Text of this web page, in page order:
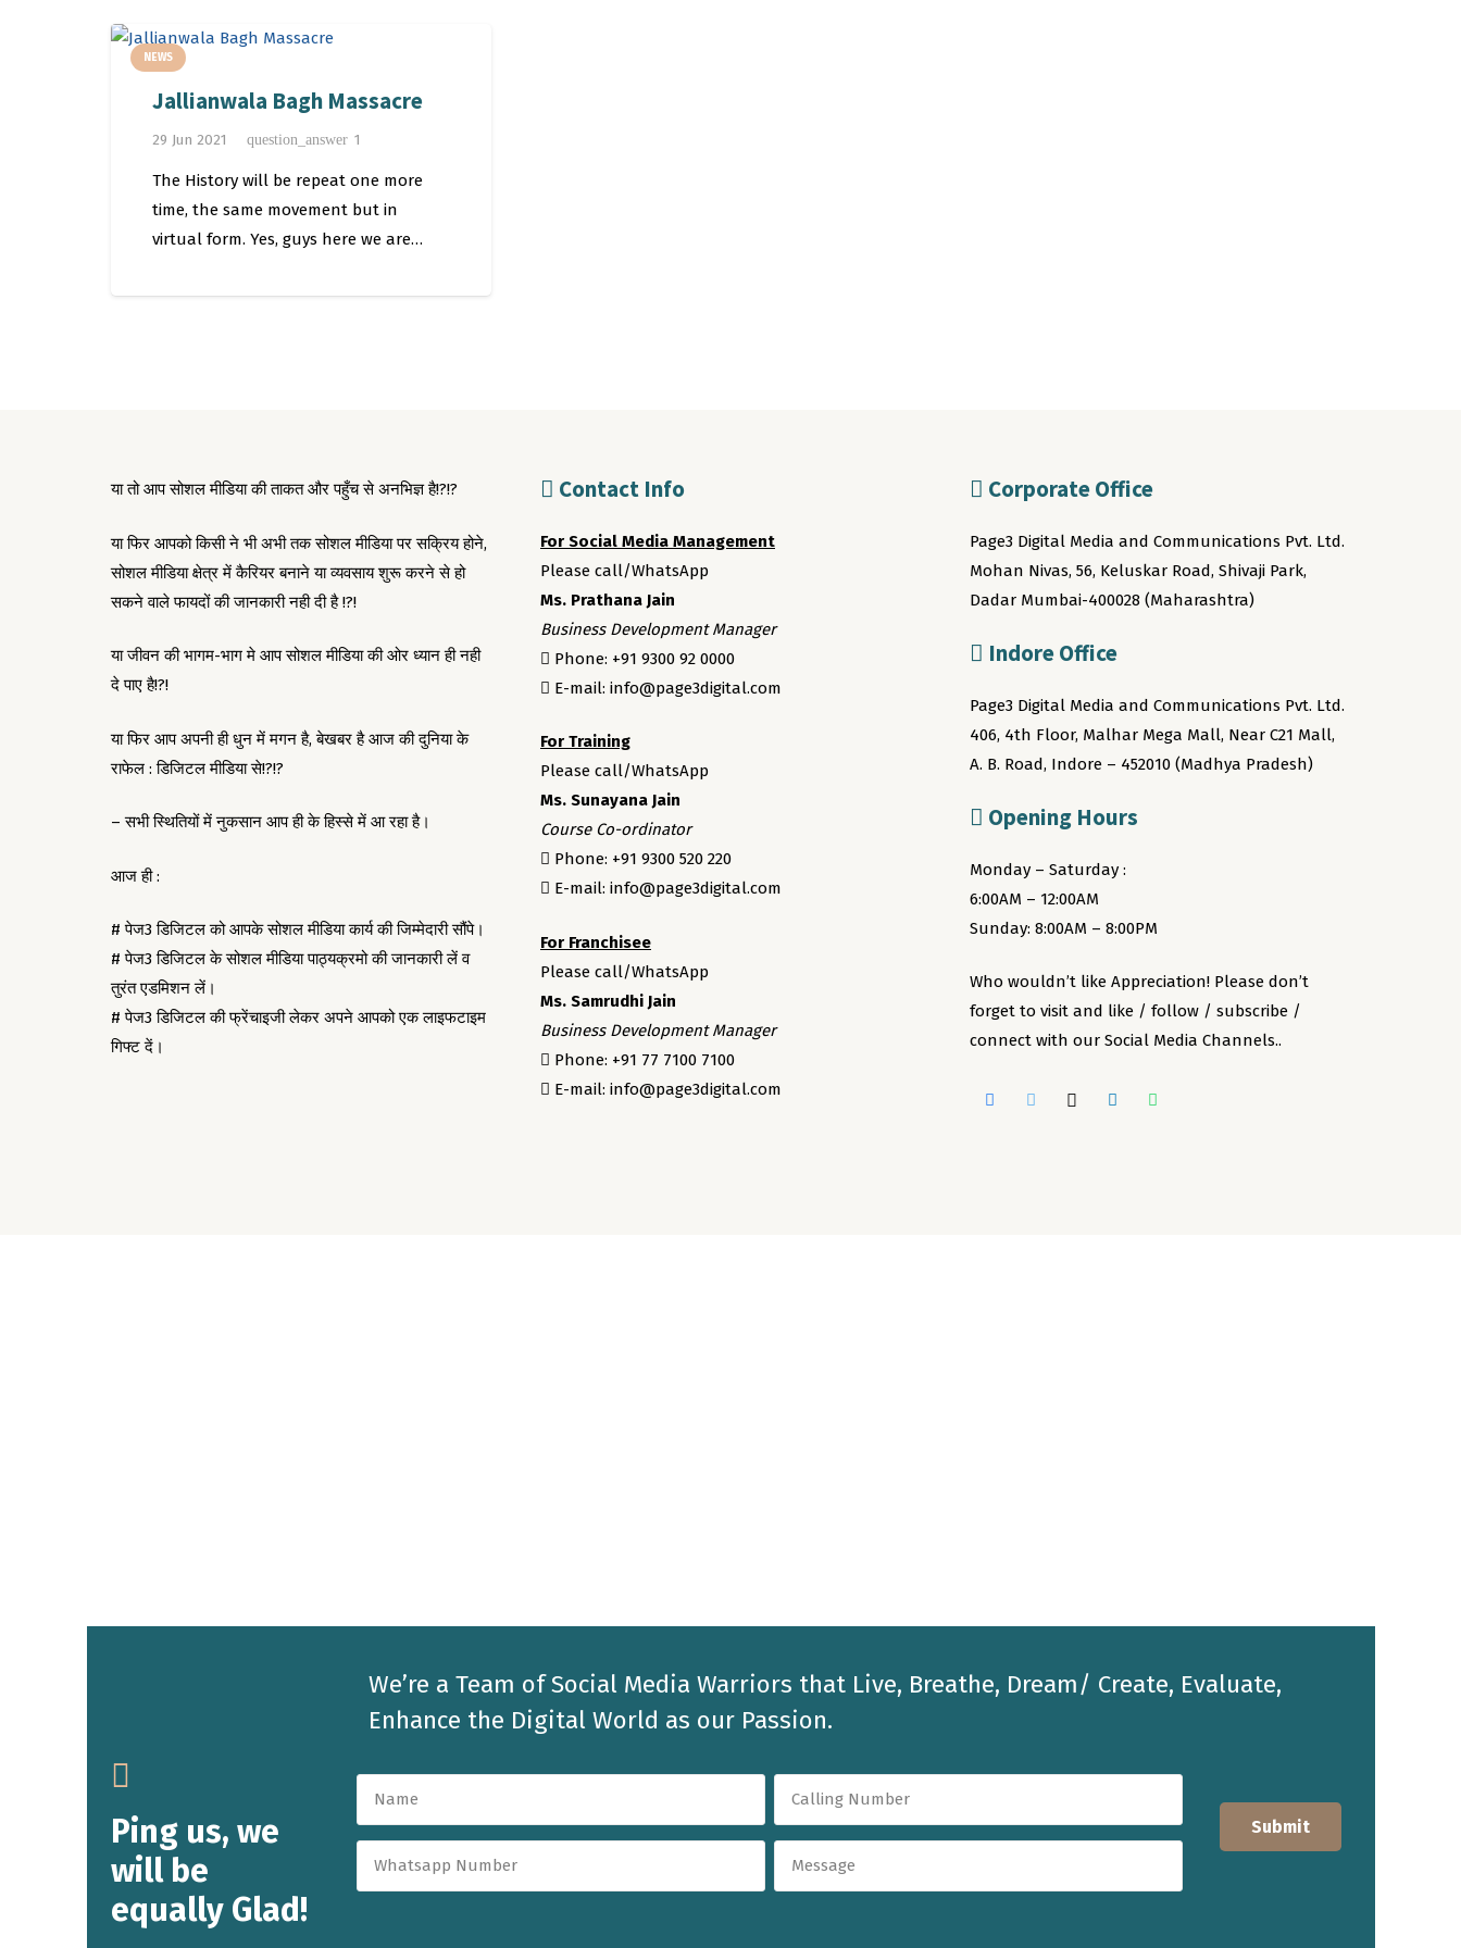
NEWS
Jallianwala Bagh Massacre
29 Jun 2021 question_answer 1
The History will be repeat one more
time, the same movement but in
virtual form. Yes, guys here we are…
या तो आप सोशल मीडिया की ताकत और पहुँच से अनभिज्ञ है!?!?
या फिर आपको किसी ने भी अभी तक सोशल मीडिया पर सक्रिय होने,
सोशल मीडिया क्षेत्र में कैरियर बनाने या व्यवसाय शुरू करने से हो
सकने वाले फायदों की जानकारी नही दी है !?!
या जीवन की भागम-भाग मे आप सोशल मीडिया की ओर ध्यान ही नही
दे पाए है!?!
या फिर आप अपनी ही धुन में मगन है, बेखबर है आज की दुनिया के
राफेल : डिजिटल मीडिया से!?!?
– सभी स्थितियों में नुकसान आप ही के हिस्से में आ रहा है।
आज ही :
# पेज3 डिजिटल को आपके सोशल मीडिया कार्य की जिम्मेदारी सौंपे।
# पेज3 डिजिटल के सोशल मीडिया पाठ्यक्रमो की जानकारी लें व
तुरंत एडमिशन लें।
# पेज3 डिजिटल की फ्रेंचाइजी लेकर अपने आपको एक लाइफटाइम
गिफ्ट दें।
Contact Info
For Social Media Management
Please call/WhatsApp
Ms. Prathana Jain
Business Development Manager
Phone: +91 9300 92 0000
E-mail: info@page3digital.com
For Training
Please call/WhatsApp
Ms. Sunayana Jain
Course Co-ordinator
Phone: +91 9300 520 220
E-mail: info@page3digital.com
For Franchisee
Please call/WhatsApp
Ms. Samrudhi Jain
Business Development Manager
Phone: +91 77 7100 7100
E-mail: info@page3digital.com
Corporate Office
Page3 Digital Media and Communications Pvt. Ltd.
Mohan Nivas, 56, Keluskar Road, Shivaji Park,
Dadar Mumbai-400028 (Maharashtra)
Indore Office
Page3 Digital Media and Communications Pvt. Ltd.
406, 4th Floor, Malhar Mega Mall, Near C21 Mall,
A. B. Road, Indore – 452010 (Madhya Pradesh)
Opening Hours
Monday – Saturday :
6:00AM – 12:00AM
Sunday: 8:00AM – 8:00PM
Who wouldn’t like Appreciation! Please don’t
forget to visit and like / follow / subscribe /
connect with our Social Media Channels..
Ping us, we
will be
equally Glad!
We’re a Team of Social Media Warriors that Live, Breathe, Dream/ Create, Evaluate,
Enhance the Digital World as our Passion.